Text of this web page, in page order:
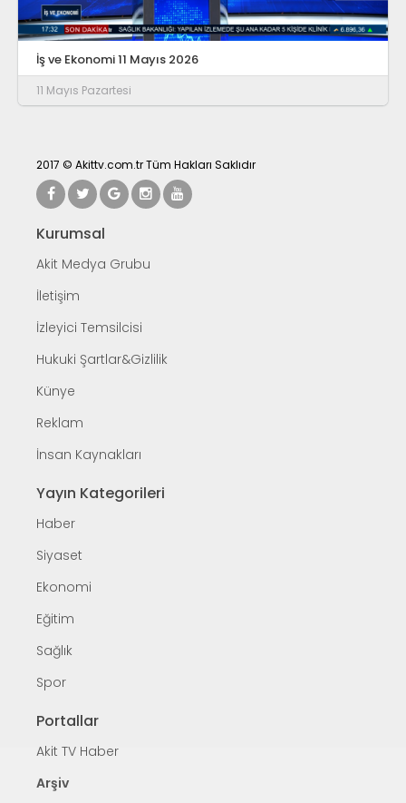
İş ve Ekonomi 11 Mayıs 2026
11 Mayıs Pazartesi
2017 © Akittv.com.tr Tüm Hakları Saklıdır
Kurumsal
Akit Medya Grubu
İletişim
İzleyici Temsilcisi
Hukuki Şartlar&Gizlilik
Künye
Reklam
İnsan Kaynakları
Yayın Kategorileri
Haber
Siyaset
Ekonomi
Eğitim
Sağlık
Spor
Portallar
Akit TV Haber
Arşiv